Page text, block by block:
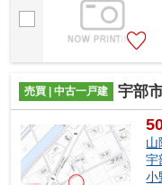
売買 | 中古一戸建 宇部
山
宇
小